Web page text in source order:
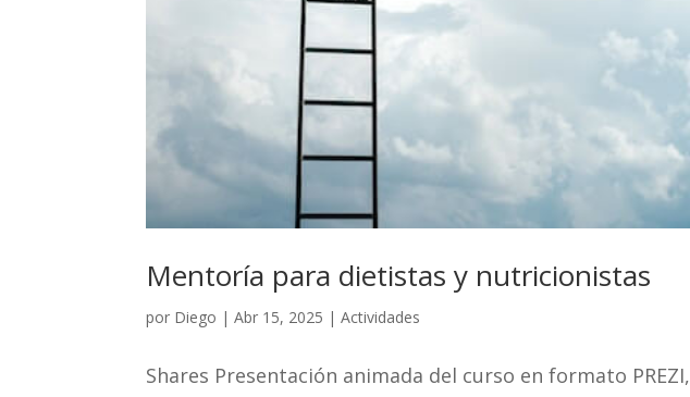
Mentoría para dietistas y nutricionistas
por Diego |Abr 15, 2025 |Actividades
Shares Presentación animada del curso en formato